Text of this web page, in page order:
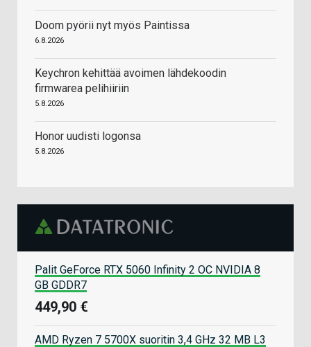
Doom pyörii nyt myös Paintissa
6.8.2026
Keychron kehittää avoimen lähdekoodin
firmwarea pelihiiriin
5.8.2026
Honor uudisti logonsa
5.8.2026
Palit GeForce RTX 5060 Infinity 2 OC NVIDIA 8
GB GDDR7
449,90 €
AMD Ryzen 7 5700X suoritin 3,4 GHz 32 MB L3